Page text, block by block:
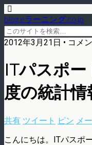
blog.eラーニング.co.jp
2012年3月21日 • コメ
ITパスポ
度の統計情
共有 ツイート ピン メ
こんにちは。ITパスポ